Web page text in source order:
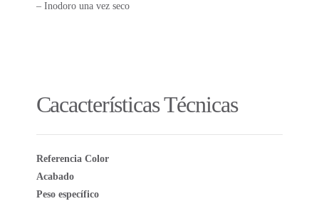
– Inodoro una vez seco
Cacacterísticas Técnicas
Referencia Color
Acabado
Peso específico